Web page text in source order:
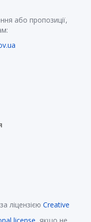
або пропозиції,
ліцензією Creative